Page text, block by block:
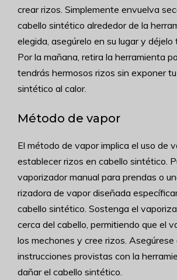
crear rizos. Simplemente envuelva
cabello sintético alrededor de la
elegida, asegúrelo en su lugar y déjelo
Por la mañana, retira la herramienta
tendrás hermosos rizos sin exponer
sintético al calor.
Método de vapor
El método de vapor implica el uso de
establecer rizos en cabello sintético.
vaporizador manual para prendas o
rizadora de vapor diseñada
cabello sintético. Sostenga el
cerca del cabello, permitiendo que el
los mechones y cree rizos. Asegúrese
instrucciones provistas con la
dañar el cabello sintético.